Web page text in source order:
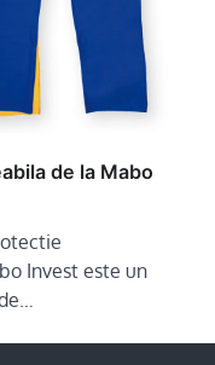
de la Mabo
Invest este un